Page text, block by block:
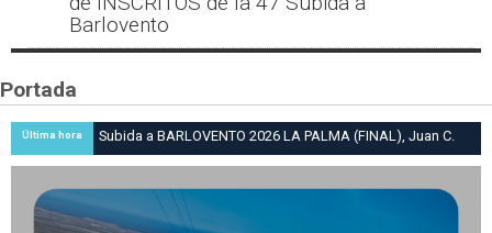
Barlovento
Portada
Última hora
Subida a BARLOVENTO 2026 LA PALMA (FINAL), Juan C.
Brito y Carlos A. Pérez hacen suya la victoria en la 47 Subida
a Barlovento